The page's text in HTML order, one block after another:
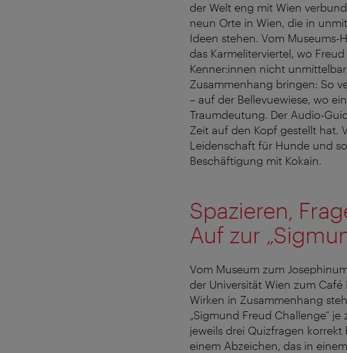
der Welt eng mit Wien
neun Orte in Wien, die in
Ideen stehen. Vom
das Karmeliterviertel, wo
Kenner:innen nicht
Zusammenhang bringen: So
– auf der Bellevuewiese, wo
Traumdeutung. Der Audio-
Zeit auf den Kopf gestellt hat.
Leidenschaft für Hunde und
Beschäftigung mit Kokain.
Spazieren,
Auf zur
Vom Museum zum
der Universität Wien zum
Wirken in Zusammenhang
„Sigmund Freud Challenge“
jeweils drei Quizfragen
einem Abzeichen, das in